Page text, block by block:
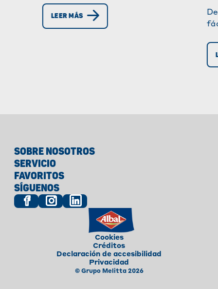
aprovechar los restos de pollo.
¡Listo para cocinar y disfrutar!
LEER MÁS
SOBRE NOSOTROS
SERVICIO
FAVORITOS
SÍGUENOS
© Grupo Melitta 2026
Cookies
Créditos
Declaración de accesibilidad
Privacidad